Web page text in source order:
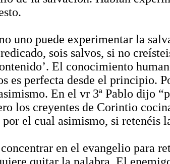
uno puede experimentar la
sois salvos, si no
El conocimiento
es perfecta desde el principio.
En el vr 3ª Pablo dijo
los creyentes de Corintio
el cual asimismo, si retenéis
en el evangelio para